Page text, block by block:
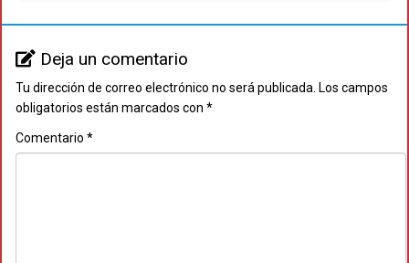
Deja un comentario
Tu dirección de correo electrónico no será publicada. Los campos
obligatorios están marcados con *
Comentario *